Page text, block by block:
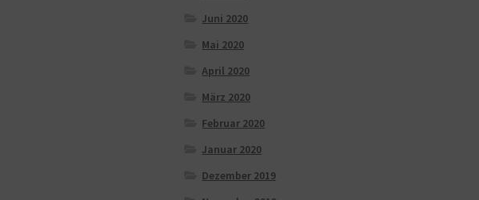
Juni 2020
Mai 2020
April 2020
März 2020
Februar 2020
Januar 2020
Dezember 2019